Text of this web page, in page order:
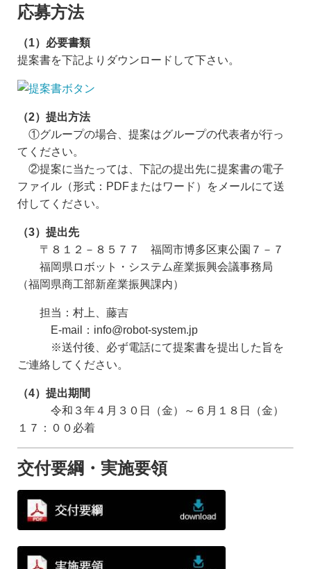
応募方法
（1）必要書類
提案書を下記よりダウンロードして下さい。
（2）提出方法
①グループの場合、提案はグループの代表者が行っ
てください。
②提案に当たっては、下記の提出先に提案書の電子
ファイル（形式：PDFまたはワード）をメールにて送
付してください。
（3）提出先
〒８１２－８５７７ 福岡市博多区東公園７－７
福岡県ロボット・システム産業振興会議事務局
（福岡県商工部新産業振興課内）
担当：村上、藤吉
E-mail：info@robot-system.jp
※送付後、必ず電話にて提案書を提出した旨を
ご連絡してください。
（4）提出期間
令和３年４月３０日（金）～６月１８日（金）
１７：００必着
交付要綱・実施要領